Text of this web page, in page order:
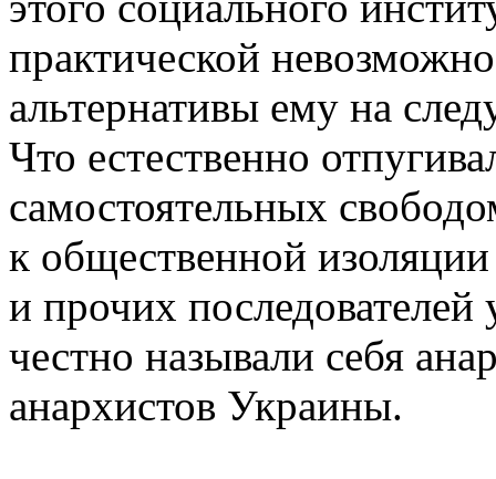
практической
альтернативы ему на
Что естественно
самостоятельных
к общественной
и прочих
честно называли себя
анархистов Украины.